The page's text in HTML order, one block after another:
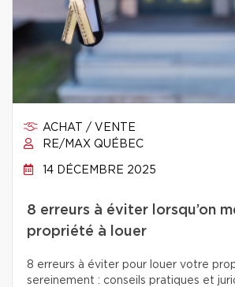
ACHAT / VENTE
RE/MAX QUÉBEC
14 DÉCEMBRE 2025
8 erreurs à éviter lorsqu’on
propriété à louer
8 erreurs à éviter pour louer votre
sereinement : conseils pratiques et